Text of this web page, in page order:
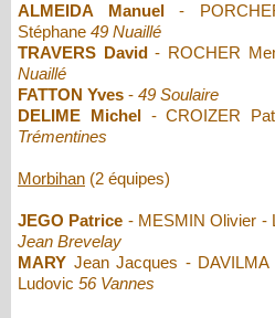
ALMEIDA Manuel-
Stéphane 49 Nuaillé
TRAVERS David- ROCHER
Nuaillé
FATTON Yves - 49 Soulaire
DELIME Michel- CROIZER
Trémentines
Morbihan (2 équipes)
JEGO Patrice - MESMIN Olivier -
Jean Brevelay
MARY Jean Jacques -
Ludovic 56 Vannes